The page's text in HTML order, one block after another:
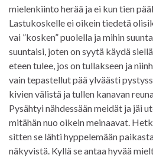
mielenkiinto herää ja ei kun tien
Lastukoskelle ei oikein tiedetä
vai ”kosken” puolella ja mihin
suuntaisi, joten on syytä käydä
eteen tulee, jos on tullakseen ja
vain tepastellut pää ylväästi
kivien välistä ja tullen kanavan
Pysähtyi nähdessään meidät ja jäi
mitähän nuo oikein meinaavat.
sitten se lähti hyppelemään
näkyvistä. Kyllä se antaa hyvää